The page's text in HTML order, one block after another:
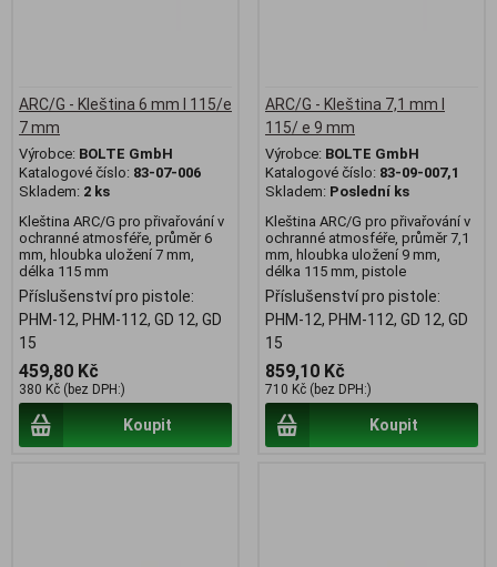
ARC/G - Kleština 6 mm l 115/e
7 mm
Výrobce: BOLTE GmbH
Katalogové číslo: 83-07-006
Skladem: 2 ks
Kleština ARC/G pro přivařování v
ochranné atmosféře, průměr 6
mm, hloubka uložení 7 mm,
délka 115 mm
Příslušenství pro pistole:
PHM-12, PHM-112, GD 12, GD
15
459,80 Kč
380 Kč (bez DPH:)
Koupit
ARC/G - Kleština 7,1 mm l
115/ e 9 mm
Výrobce: BOLTE GmbH
Katalogové číslo: 83-09-007,1
Skladem: Poslední ks
Kleština ARC/G pro přivařování v
ochranné atmosféře, průměr 7,1
mm, hloubka uložení 9 mm,
délka 115 mm, pistole
Příslušenství pro pistole:
PHM-12, PHM-112, GD 12, GD
15
859,10 Kč
710 Kč (bez DPH:)
Koupit